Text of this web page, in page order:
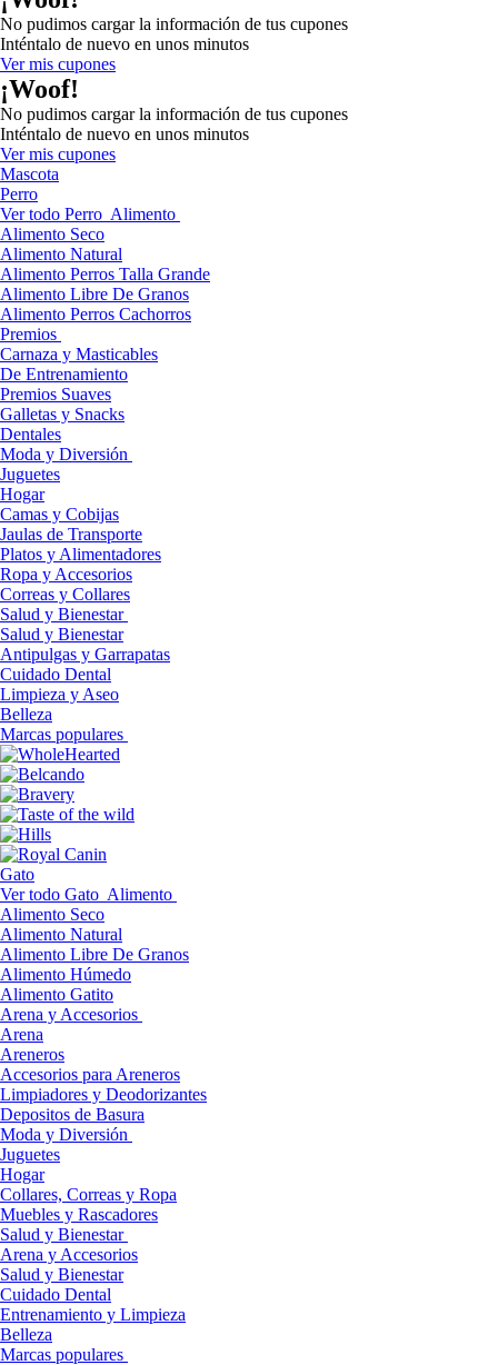
No pudimos cargar la información de tus cupones
Inténtalo de nuevo en unos minutos
Ver mis cupones
¡Woof!
No pudimos cargar la información de tus cupones
Inténtalo de nuevo en unos minutos
Ver mis cupones
Mascota
Perro
Ver todo Perro Alimento
Alimento Seco
Alimento Natural
Alimento Perros Talla Grande
Alimento Libre De Granos
Alimento Perros Cachorros
Premios
Carnaza y Masticables
De Entrenamiento
Premios Suaves
Galletas y Snacks
Dentales
Moda y Diversión
Juguetes
Hogar
Camas y Cobijas
Jaulas de Transporte
Platos y Alimentadores
Ropa y Accesorios
Correas y Collares
Salud y Bienestar
Salud y Bienestar
Antipulgas y Garrapatas
Cuidado Dental
Limpieza y Aseo
Belleza
Marcas populares
Gato
Ver todo Gato Alimento
Alimento Seco
Alimento Natural
Alimento Libre De Granos
Alimento Húmedo
Alimento Gatito
Arena y Accesorios
Arena
Areneros
Accesorios para Areneros
Limpiadores y Deodorizantes
Depositos de Basura
Moda y Diversión
Juguetes
Hogar
Collares, Correas y Ropa
Muebles y Rascadores
Salud y Bienestar
Arena y Accesorios
Salud y Bienestar
Cuidado Dental
Entrenamiento y Limpieza
Belleza
Marcas populares